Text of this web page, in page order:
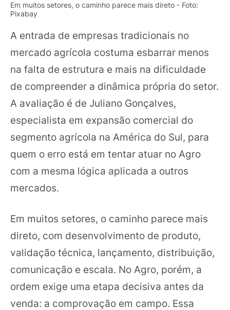
Em muitos setores, o caminho parece mais direto - Foto:
Pixabay
A entrada de empresas tradicionais no
mercado agrícola costuma esbarrar menos
na falta de estrutura e mais na dificuldade
de compreender a dinâmica própria do setor.
A avaliação é de Juliano Gonçalves,
especialista em expansão comercial do
segmento agrícola na América do Sul, para
quem o erro está em tentar atuar no Agro
com a mesma lógica aplicada a outros
mercados.
Em muitos setores, o caminho parece mais
direto, com desenvolvimento de produto,
validação técnica, lançamento, distribuição,
comunicação e escala. No Agro, porém, a
ordem exige uma etapa decisiva antes da
venda: a comprovação em campo. Essa